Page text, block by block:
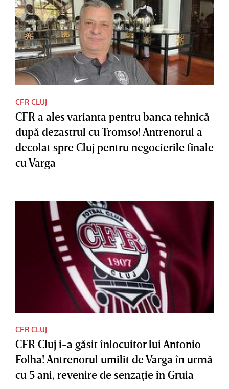
CFR CLUJ
CFR a ales varianta pentru banca tehnică
după dezastrul cu Tromso! Antrenorul a
decolat spre Cluj pentru negocierile finale
cu Varga
CFR CLUJ
CFR Cluj i-a găsit înlocuitor lui Antonio
Folha! Antrenorul umilit de Varga în urmă
cu 5 ani, revenire de senzaţie în Gruia